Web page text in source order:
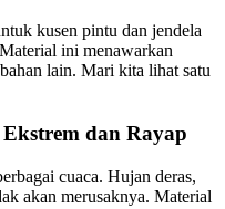
kusen pintu dan jendela
ini menawarkan
lain. Mari kita lihat satu
dan Rayap
cuaca. Hujan deras,
akan merusaknya. Material